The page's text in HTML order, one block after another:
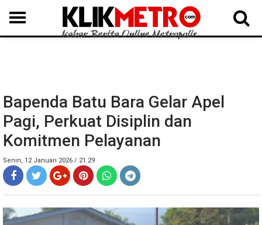
MEDAN LANGKAT DAIRI SAMOSIR TAPUT BATUBARA DELISERDANG
Bapenda Batu Bara Gelar Apel
Pagi, Perkuat Disiplin dan
Komitmen Pelayanan
Senin, 12 Januari 2026 / 21.29